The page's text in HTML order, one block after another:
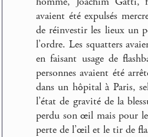
avaient été expulsés
de réinvestir les lieux un
l’ordre. Les squatters
en faisant usage de
personnes avaient été
dans un hôpital à Paris,
l’état de gravité de la
perdu son œil mais pour
perte de l’œil et le tir de